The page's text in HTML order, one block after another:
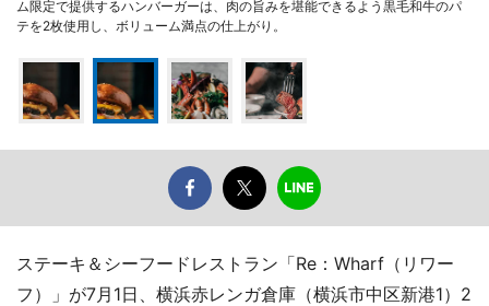
ム限定で提供するハンバーガーは、肉の旨みを堪能できるよう黒毛和牛のパ
テを2枚使用し、ボリューム満点の仕上がり。
ステーキ＆シーフードレストラン「Re：Wharf（リワー
フ）」が7月1日、横浜赤レンガ倉庫（横浜市中区新港1）2